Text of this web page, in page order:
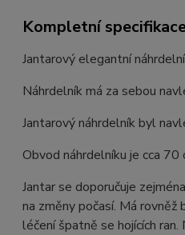
Kompletní
Jantarový elegantní
Náhrdelník má za sebou
Jantarový náhrdelník byl
Obvod náhrdelníku je cca
Jantar se doporučuje
na změny počasí. Má
léčení špatně se hojících